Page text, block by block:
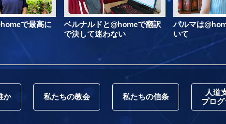
で最高に
ベルナルドと@homeで翻訳
で決して迷わない
パルマは
いて
か 私たちの教会 私たちの信条
人道
プロ